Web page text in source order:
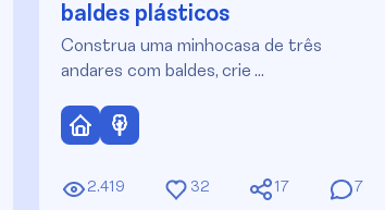
baldes plásticos
Construa uma minhocasa de três
andares com baldes, crie …
2.419 32 17 7